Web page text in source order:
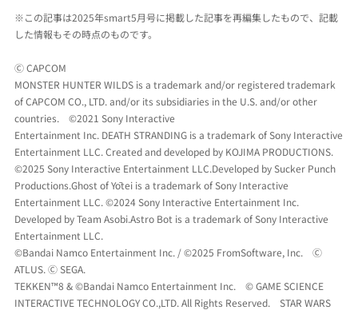
※この記事は2025年smart5月号に掲載した記事を再編集したもので、記載
した情報もその時点のものです。
Ⓒ CAPCOM
MONSTER HUNTER WILDS is a trademark and/or registered trademark
of CAPCOM CO., LTD. and/or its subsidiaries in the U.S. and/or other
countries. ©2021 Sony Interactive
Entertainment Inc. DEATH STRANDING is a trademark of Sony Interactive
Entertainment LLC. Created and developed by KOJIMA PRODUCTIONS.
©2025 Sony Interactive Entertainment LLC.Developed by Sucker Punch
Productions.Ghost of Yōtei is a trademark of Sony Interactive
Entertainment LLC. ©2024 Sony Interactive Entertainment Inc.
Developed by Team Asobi.Astro Bot is a trademark of Sony Interactive
Entertainment LLC.
©Bandai Namco Entertainment Inc. / ©2025 FromSoftware, Inc. Ⓒ
ATLUS. Ⓒ SEGA.
TEKKEN™8 & ©Bandai Namco Entertainment Inc. © GAME SCIENCE
INTERACTIVE TECHNOLOGY CO.,LTD. All Rights Reserved. STAR WARS